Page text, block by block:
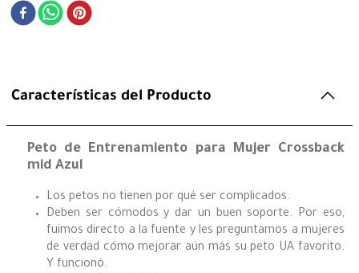
Características del Producto
Peto de Entrenamiento para Mujer Crossback
mid Azul
Los petos no tienen por qué ser complicados.
Deben ser cómodos y dar un buen soporte. Por eso,
fuimos directo a la fuente y les preguntamos a mujeres
de verdad cómo mejorar aún más su peto UA favorito.
Y funcionó.